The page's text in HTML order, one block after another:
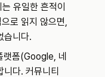
유일한 흔적이
로 읽지 않으면,
습니다.
랫폼(Google, 네
니다. 커뮤니티